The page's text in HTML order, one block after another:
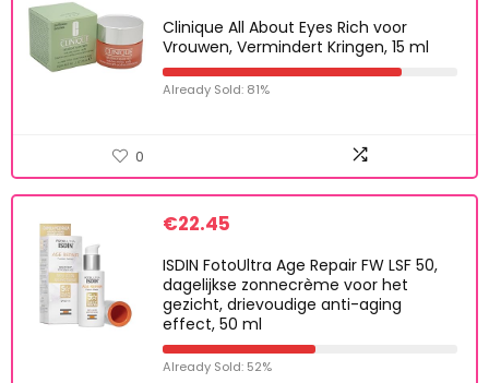
Clinique All About Eyes Rich voor
Vrouwen, Vermindert Kringen, 15 ml
Already Sold: 81%
0
€22.45
ISDIN FotoUltra Age Repair FW LSF 50,
dagelijkse zonnecrème voor het
gezicht, drievoudige anti-aging
effect, 50 ml
Already Sold: 52%